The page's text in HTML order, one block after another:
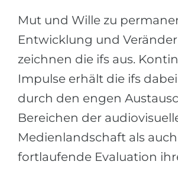
Mut und Wille zu
Entwicklung und
zeichnen die ifs aus.
Impulse erhält die ifs
durch den engen
Bereichen der
Medienlandschaft als
fortlaufende Evaluation